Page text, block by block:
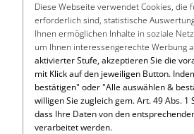
Diese Webseite verwendet Cookies, die
erforderlich sind, statistische
Ihnen ermöglichen Inhalte in soziale
um Ihnen interessengerechte Werbung
aktivierter Stufe, akzeptieren Sie die
mit Klick auf den jeweiligen Button.
bestätigen" oder "Alle auswählen &
willigen Sie zugleich gem. Art. 49 Abs. 1
dass Ihre Daten von den
verarbeitet werden.